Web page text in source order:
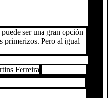
ser una gran opción
primerizos. Pero al igual
Ferreira